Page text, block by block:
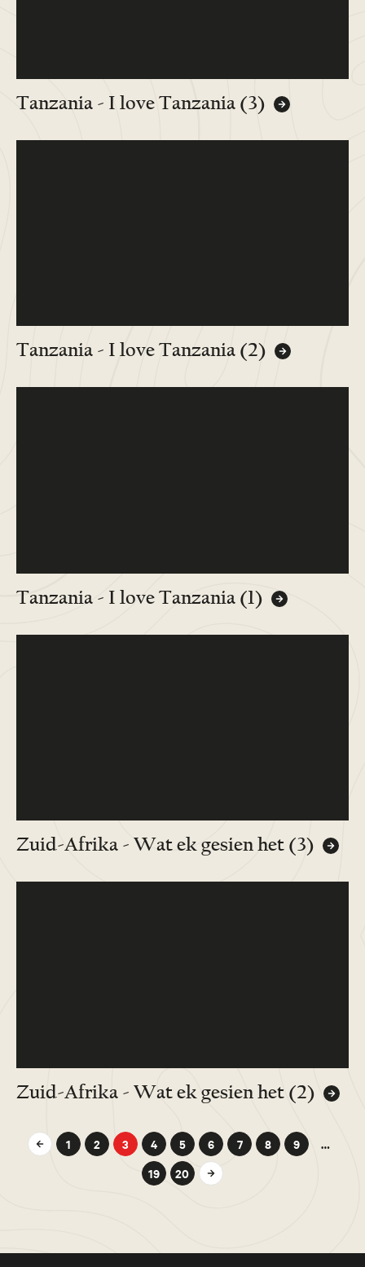
Tanzania - I love Tanzania (3)
Tanzania - I love Tanzania (2)
Tanzania - I love Tanzania (1)
Zuid-Afrika - Wat ek gesien het (3)
Zuid-Afrika - Wat ek gesien het (2)
1 2 3 4 5 6 7 8 9
…
19
20